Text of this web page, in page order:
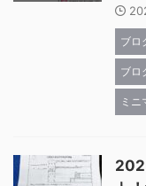
ブロ
ブロ
ミニ